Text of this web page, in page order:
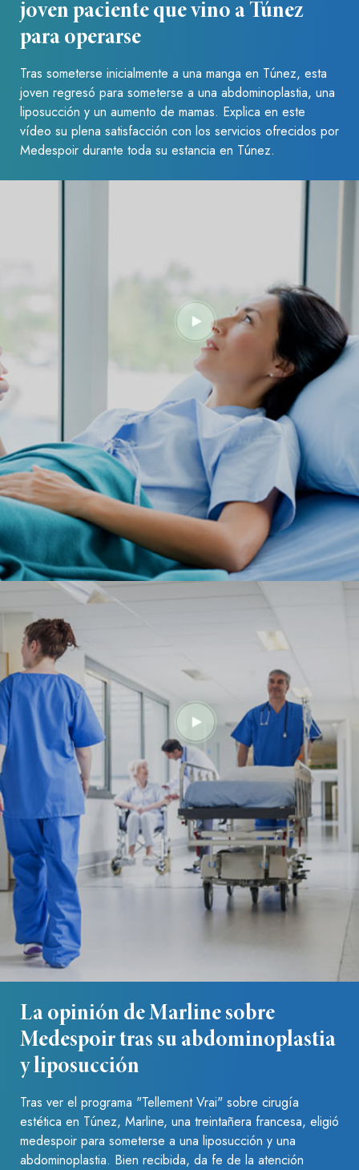
joven paciente que vino a Túnez
para operarse
Tras someterse inicialmente a una manga en Túnez, esta
joven regresó para someterse a una abdominoplastia, una
liposucción y un aumento de mamas. Explica en este
vídeo su plena satisfacción con los servicios ofrecidos por
Medespoir durante toda su estancia en Túnez.
La opinión de Marline sobre
Medespoir tras su abdominoplastia
y liposucción
Tras ver el programa "Tellement Vrai" sobre cirugía
estética en Túnez, Marline, una treintañera francesa, eligió
medespoir para someterse a una liposucción y una
abdominoplastia. Bien recibida, da fe de la atención